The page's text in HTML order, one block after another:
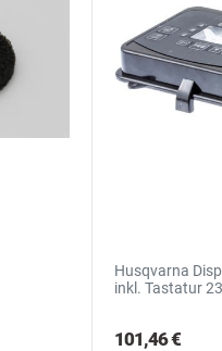
Husqvarna
inkl. Tastatur
101,46 €